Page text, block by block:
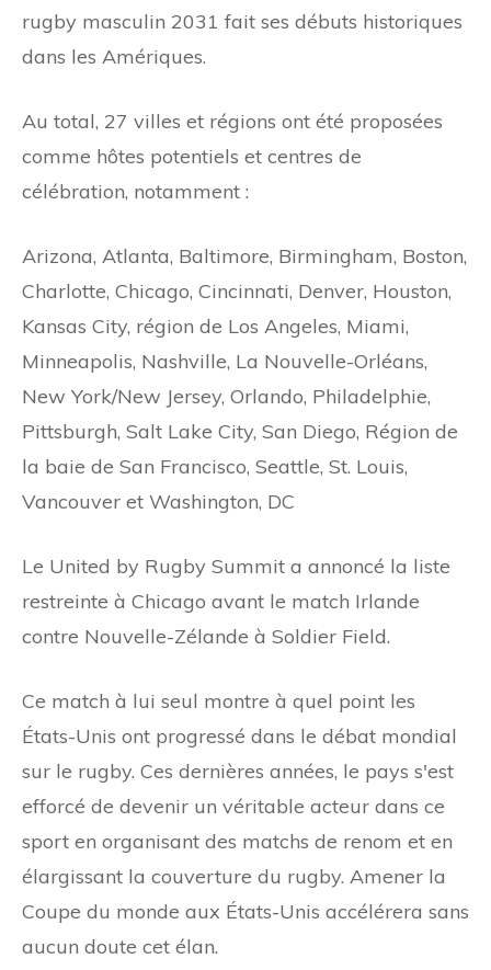
rugby masculin 2031 fait ses débuts historiques
dans les Amériques.
Au total, 27 villes et régions ont été proposées
comme hôtes potentiels et centres de
célébration, notamment :
Arizona, Atlanta, Baltimore, Birmingham, Boston,
Charlotte, Chicago, Cincinnati, Denver, Houston,
Kansas City, région de Los Angeles, Miami,
Minneapolis, Nashville, La Nouvelle-Orléans,
New York/New Jersey, Orlando, Philadelphie,
Pittsburgh, Salt Lake City, San Diego, Région de
la baie de San Francisco, Seattle, St. Louis,
Vancouver et Washington, DC
Le United by Rugby Summit a annoncé la liste
restreinte à Chicago avant le match Irlande
contre Nouvelle-Zélande à Soldier Field.
Ce match à lui seul montre à quel point les
États-Unis ont progressé dans le débat mondial
sur le rugby. Ces dernières années, le pays s'est
efforcé de devenir un véritable acteur dans ce
sport en organisant des matchs de renom et en
élargissant la couverture du rugby. Amener la
Coupe du monde aux États-Unis accélérera sans
aucun doute cet élan.